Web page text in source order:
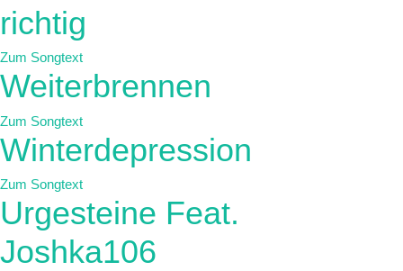
richtig
Zum Songtext
Weiterbrennen
Zum Songtext
Winterdepression
Zum Songtext
Urgesteine Feat.
Joshka106